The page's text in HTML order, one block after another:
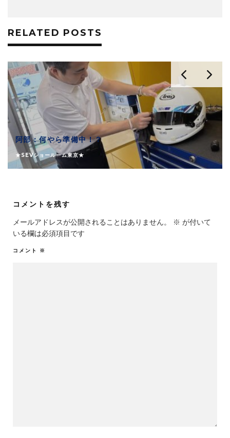
RELATED POSTS
阿部：何やら準備中！？
★SEVショールーム東京★
コメントを残す
メールアドレスが公開されることはありません。 ※ が付いて
いる欄は必須項目です
コメント ※